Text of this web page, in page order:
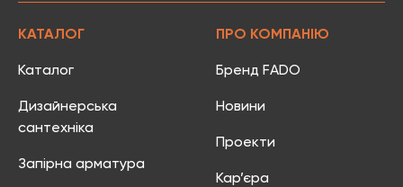
КАТАЛОГ
Каталог
Дизайнерська
сантехніка
Запірна арматура
ПРО КОМПАНІЮ
Бренд FADO
Новини
Проекти
Кар’єра